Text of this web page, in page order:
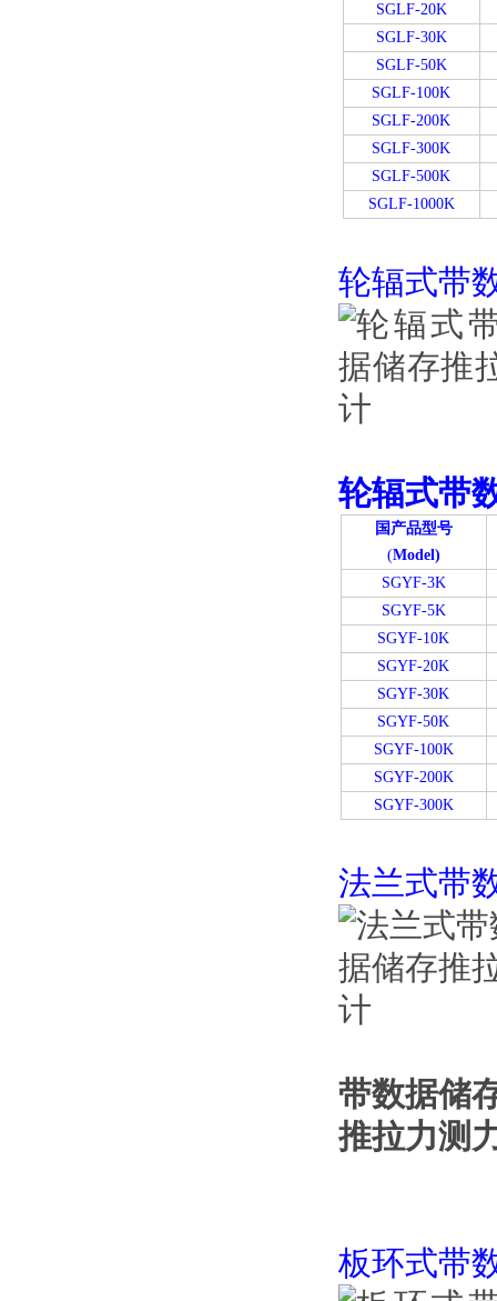
SGLF-20K
SGLF-30K
SGLF-50K
SGLF-100K
SGLF-200K
SGLF-300K
SGLF-500K
SGLF-1000K
轮辐式带
轮辐式带
国产品型号
(Model)
SGYF-3K
SGYF-5K
SGYF-10K
SGYF-20K
SGYF-30K
SGYF-50K
SGYF-100K
SGYF-200K
SGYF-300K
法兰式带
带数据储
推拉力测
板环式带